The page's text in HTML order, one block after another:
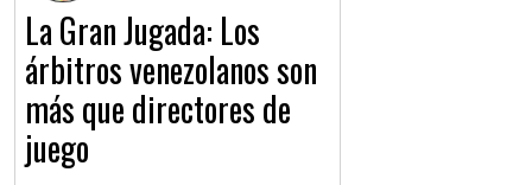
La Gran Jugada: Los
árbitros venezolanos son
más que directores de
juego